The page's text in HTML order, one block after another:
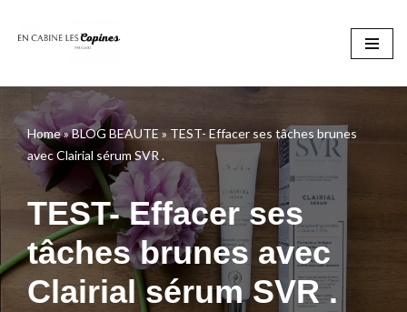
contenu
Home»BLOG BEAUTE » TEST- Effacer ses tâches brunes
avec Clairial sérum SVR .
TEST- Effacer ses
tâches brunes avec
Clairial sérum SVR .